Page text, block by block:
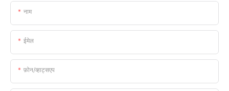
नाम
ईमेल
फ़ोन/व्हाट्सएप